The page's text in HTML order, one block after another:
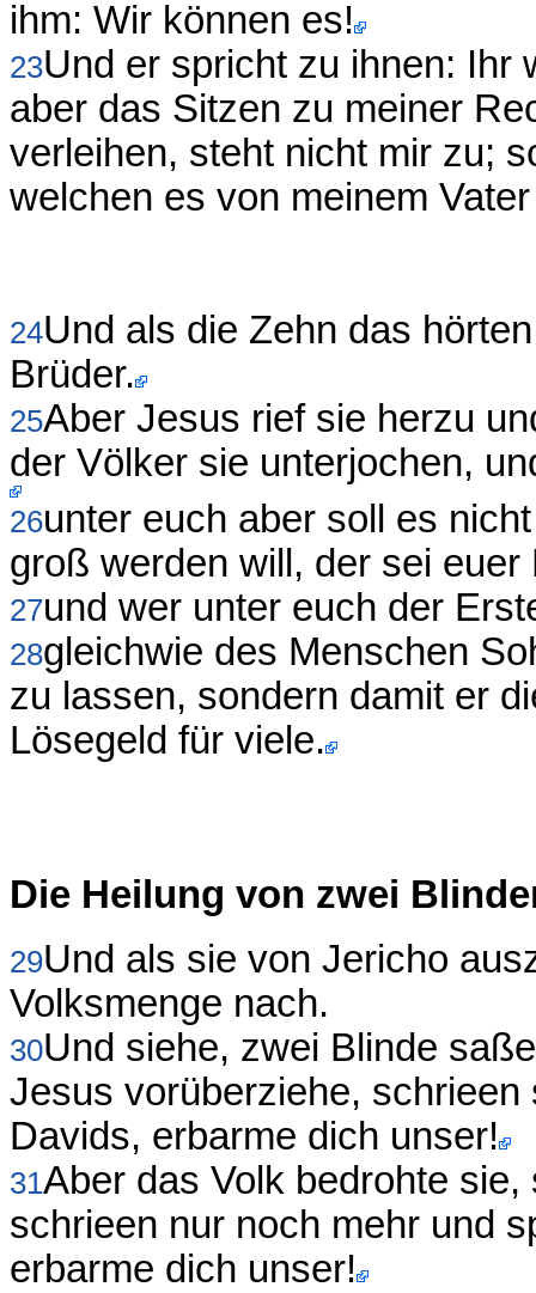
ihm: Wir können es!
23Und er spricht zu ihnen: Ihr
aber das Sitzen zu meiner
verleihen, steht nicht mir zu;
welchen es von meinem
24Und als die Zehn das
Brüder.
25Aber Jesus rief sie herzu
der Völker sie unterjochen,
26unter euch aber soll es
groß werden will, der sei euer
27und wer unter euch der
28gleichwie des Menschen
zu lassen, sondern damit er
Lösegeld für viele.
Die Heilung von zwei
29Und als sie von Jericho
Volksmenge nach.
30Und siehe, zwei Blinde
Jesus vorüberziehe,
Davids, erbarme dich unser!
31Aber das Volk bedrohte
schrieen nur noch mehr und
erbarme dich unser!